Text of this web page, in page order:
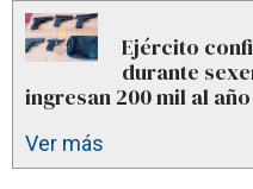
Ejército
durante
ingresan 200 mil al año
Ver más